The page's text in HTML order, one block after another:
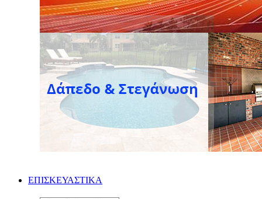
ΕΠΙΣΚΕΥΑΣΤΙΚΑ